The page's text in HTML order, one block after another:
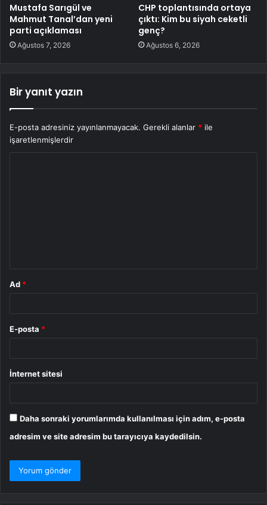
Mustafa Sarıgül ve
Mahmut Tanal’dan yeni
parti açıklaması
Ağustos 7, 2026
CHP toplantısında ortaya
çıktı: Kim bu siyah ceketli
genç?
Ağustos 6, 2026
Bir yanıt yazın
E-posta adresiniz yayınlanmayacak. Gerekli alanlar * ile
işaretlenmişlerdir
Ad *
E-posta *
İnternet sitesi
Daha sonraki yorumlarımda kullanılması için adım, e-posta
adresim ve site adresim bu tarayıcıya kaydedilsin.